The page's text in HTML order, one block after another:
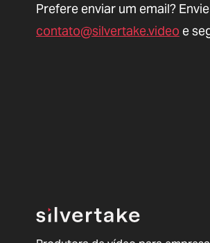
Prefere enviar um email?
contato@silvertake.video e